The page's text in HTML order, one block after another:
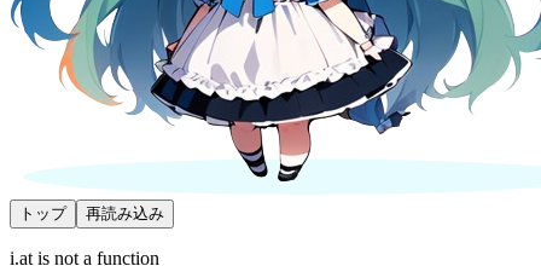
トップ 再読み込み
i.at is not a function